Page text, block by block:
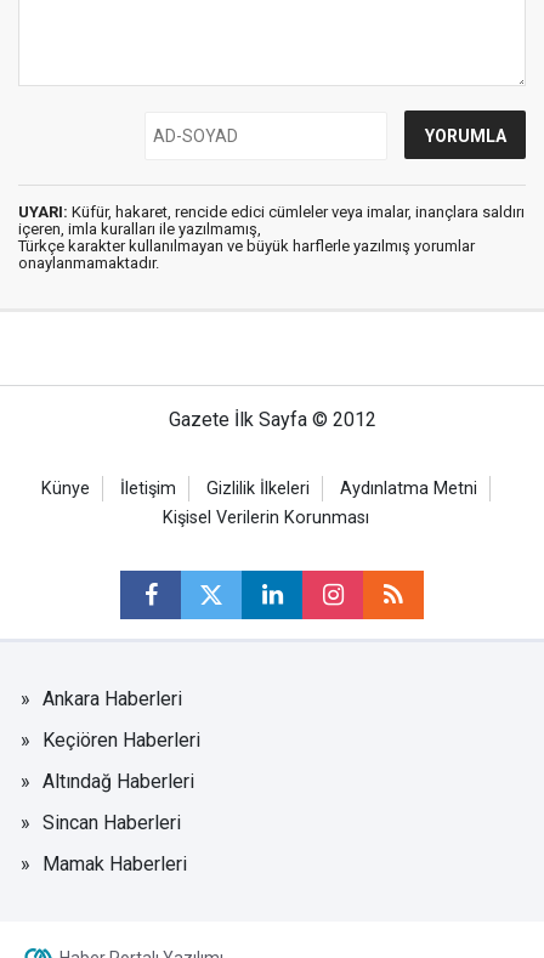
UYARI: Küfür, hakaret, rencide edici cümleler veya imalar, inançlara saldırı
içeren, imla kuralları ile yazılmamış,
Türkçe karakter kullanılmayan ve büyük harflerle yazılmış yorumlar
onaylanmamaktadır.
Gazete İlk Sayfa © 2012
Künye İletişim Gizlilik İlkeleri
Aydınlatma Metni
Kişisel Verilerin Korunması
Ankara Haberleri
Keçiören Haberleri
Altındağ Haberleri
Sincan Haberleri
Mamak Haberleri